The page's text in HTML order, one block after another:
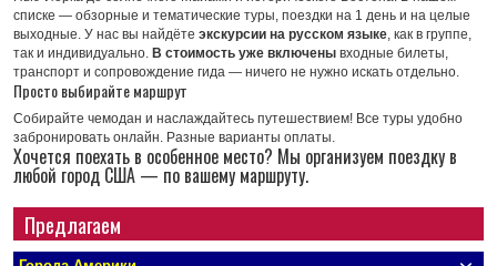
списке — обзорные и тематические туры, поездки на 1 день и на целые
выходные. У нас вы найдёте экскурсии на русском языке, как в группе,
так и индивидуально. В стоимость уже включены входные билеты,
транспорт и сопровождение гида — ничего не нужно искать отдельно.
Просто выбирайте маршрут
Cобирайте чемодан и наслаждайтесь путешествием! Все туры удобно
забронировать онлайн. Разные варианты оплаты.
Хочется поехать в особенное место? Мы организуем поездку в
любой город США — по вашему маршруту.
Предлагаем